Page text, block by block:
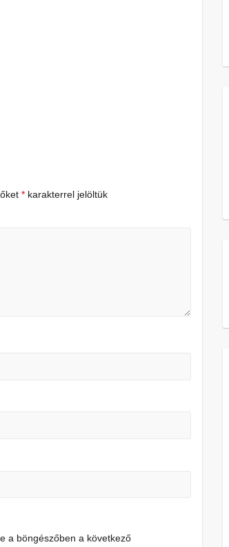
* karakterrel jelöltük
a böngészőben a következő